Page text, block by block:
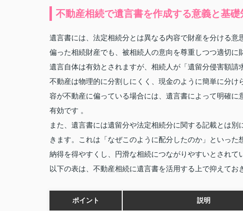
不動産相続で遺言書を作成する意義と基礎
遺言書には、法定相続分とは異なる内容で財産を分ける
偏った相続財産でも、被相続人の意向を尊重しつつ適切
遺言自体は有効とされますが、相続人が「遺留分侵害額請
不動産は物理的に分割しにくく、現金のように簡単に分
容が不動産に偏っている場合には、遺言書によって明確
有効です 。
また、遺言書には遺留分や法定相続分に関する記載とは
きます。これは「なぜこのように配分したのか」といっ
納得を得やすくし、円滑な相続につながりやすいとされて
以下の表は、不動産相続に遺言書を活用する上で抑えてお
ポイント 説明